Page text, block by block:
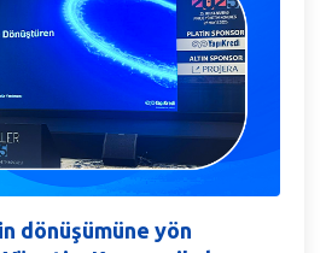
dönüşümüne yön